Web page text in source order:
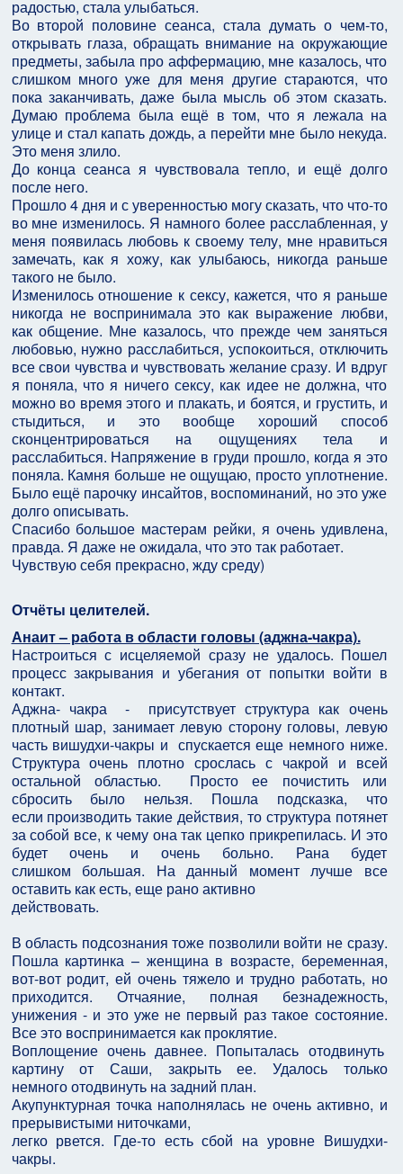
радостью, стала улыбаться.
Во второй половине сеанса, стала думать о чем-то,
открывать глаза, обращать внимание на окружающие
предметы, забыла про аффермацию, мне казалось, что
слишком много уже для меня другие стараются, что
пока заканчивать, даже была мысль об этом сказать.
Думаю проблема была ещё в том, что я лежала на
улице и стал капать дождь, а перейти мне было некуда.
Это меня злило.
До конца сеанса я чувствовала тепло, и ещё долго
после него.
Прошло 4 дня и с уверенностью могу сказать, что что-то
во мне изменилось. Я намного более расслабленная, у
меня появилась любовь к своему телу, мне нравиться
замечать, как я хожу, как улыбаюсь, никогда раньше
такого не было.
Изменилось отношение к сексу, кажется, что я раньше
никогда не воспринимала это как выражение любви,
как общение. Мне казалось, что прежде чем заняться
любовью, нужно расслабиться, успокоиться, отключить
все свои чувства и чувствовать желание сразу. И вдруг
я поняла, что я ничего сексу, как идее не должна, что
можно во время этого и плакать, и боятся, и грустить, и
стыдиться, и это вообще хороший способ
сконцентрироваться на ощущениях тела и
расслабиться. Напряжение в груди прошло, когда я это
поняла. Камня больше не ощущаю, просто уплотнение.
Было ещё парочку инсайтов, воспоминаний, но это уже
долго описывать.
Спасибо большое мастерам рейки, я очень удивлена,
правда. Я даже не ожидала, что это так работает.
Чувствую себя прекрасно, жду среду)
Отчёты целителей.
Анаит – работа в области головы (аджна-чакра).
Настроиться с исцеляемой сразу не удалось. Пошел
процесс закрывания и убегания от попытки войти в
контакт.
Аджна- чакра - присутствует структура как очень
плотный шар, занимает левую сторону головы, левую
часть вишудхи-чакры и спускается еще немного ниже.
Структура очень плотно срослась с чакрой и всей
остальной областью. Просто ее почистить или
сбросить было нельзя. Пошла подсказка, что
если производить такие действия, то структура потянет
за собой все, к чему она так цепко прикрепилась. И это
будет очень и очень больно. Рана будет
слишком большая. На данный момент лучше все
оставить как есть, еще рано активно
действовать.
В область подсознания тоже позволили войти не сразу.
Пошла картинка – женщина в возрасте, беременная,
вот-вот родит, ей очень тяжело и трудно работать, но
приходится. Отчаяние, полная безнадежность,
унижения - и это уже не первый раз такое состояние.
Все это воспринимается как проклятие.
Воплощение очень давнее. Попыталась отодвинуть
картину от Саши, закрыть ее. Удалось только
немного отодвинуть на задний план.
Акупунктурная точка наполнялась не очень активно, и
прерывистыми ниточками,
легко рвется. Где-то есть сбой на уровне Вишудхи-
чакры.